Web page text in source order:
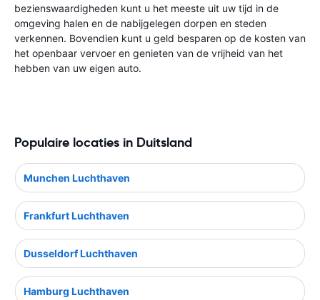
bezienswaardigheden kunt u het meeste uit uw tijd in de
omgeving halen en de nabijgelegen dorpen en steden
verkennen. Bovendien kunt u geld besparen op de kosten van
het openbaar vervoer en genieten van de vrijheid van het
hebben van uw eigen auto.
Populaire locaties in Duitsland
Munchen Luchthaven
Frankfurt Luchthaven
Dusseldorf Luchthaven
Hamburg Luchthaven